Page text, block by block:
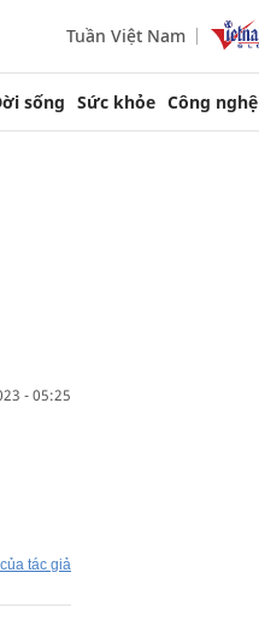
Tuần Việt Nam
sống Sức khỏe Công nghệ
- 05:25
tác giả